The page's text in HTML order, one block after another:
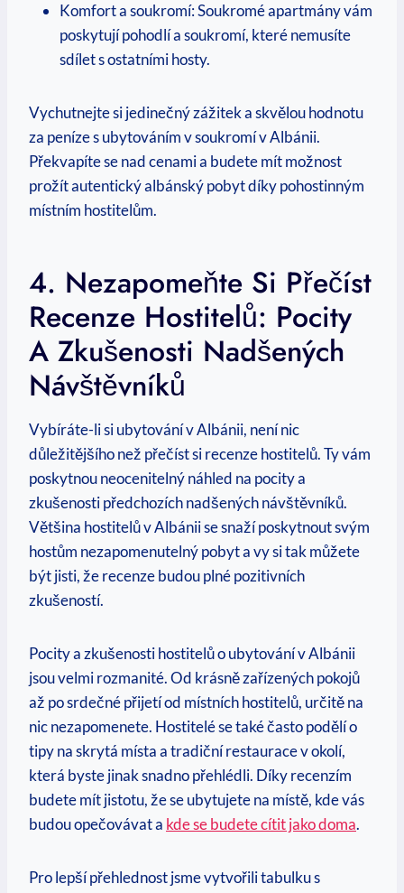
Komfort a soukromí: Soukromé apartmány vám
poskytují pohodlí a soukromí, které nemusíte
sdílet s ostatními hosty.
Vychutnejte ‍si jedinečný zážitek a skvělou hodnotu
za peníze s ubytováním v soukromí v Albánii.
Překvapíte se⁣ nad cenami a budete mít možnost
prožít autentický⁤ albánský pobyt díky ‌pohostinným
místním hostitelům.
4. Nezapomeňte Si Přečíst
Recenze ​hostitelů: Pocity⁤
A ⁣zkušenosti Nadšených
Návštěvníků
Vybíráte-li si ubytování v Albánii, není‍ nic
důležitějšího než přečíst si recenze hostitelů. Ty vám
poskytnou neocenitelný náhled na pocity a‍
zkušenosti předchozích nadšených návštěvníků.
Většina hostitelů v Albánii se snaží poskytnout svým
hostům nezapomenutelný pobyt a vy si tak můžete
být jisti, že recenze budou plné pozitivních
zkušeností.
Pocity a⁢ zkušenosti hostitelů o ubytování v Albánii
jsou velmi rozmanité. Od krásně zařízených pokojů
až po‌ srdečné přijetí od místních hostitelů, určitě na
nic nezapomenete. Hostitelé se také často podělí o
tipy na skrytá místa a‌ tradiční restaurace v‍ okolí,
která byste jinak⁢ snadno přehlédli. Díky recenzím
budete mít jistotu, že se ‌ubytujete na místě, kde vás
budou opečovávat a kde se budete cítit jako doma.
Pro lepší přehlednost jsme vytvořili tabulku s ​